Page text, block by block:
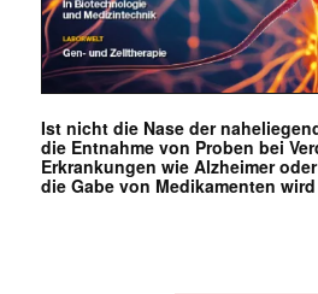
Mit dem
jede Woche
E-
Mail
Ist nicht die Nase der
die Entnahme von Proben bei
Erkrankungen wie Alzheimer
die Gabe von Medikamenten